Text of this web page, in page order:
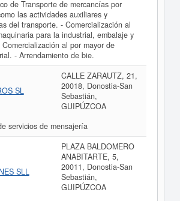
de Transporte de mercancías por
las actividades auxiliares y
del transporte. - Comercialización al
para la industrial, embalaje y
al por mayor de
- Arrendamiento de bie.
SL
CALLE ZARAUTZ, 21,
20018, Donostia-San
Sebastián,
GUIPÚZCOA
servicios de mensajería
SLL
PLAZA BALDOMERO
ANABITARTE, 5,
20011, Donostia-San
Sebastián,
GUIPÚZCOA